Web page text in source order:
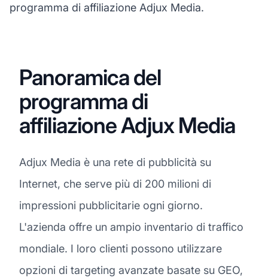
programma di affiliazione Adjux Media.
Panoramica del
programma di
affiliazione Adjux Media
Adjux Media è una rete di pubblicità su
Internet, che serve più di 200 milioni di
impressioni pubblicitarie ogni giorno.
L'azienda offre un ampio inventario di traffico
mondiale. I loro clienti possono utilizzare
opzioni di targeting avanzate basate su GEO,